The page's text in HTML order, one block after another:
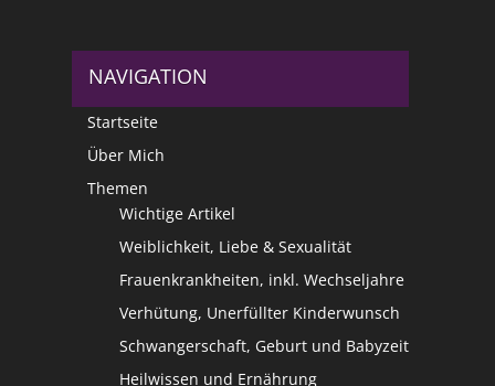
NAVIGATION
Startseite
Über Mich
Themen
Wichtige Artikel
Weiblichkeit, Liebe & Sexualität
Frauenkrankheiten, inkl. Wechseljahre
Verhütung, Unerfüllter Kinderwunsch
Schwangerschaft, Geburt und Babyzeit
Heilwissen und Ernährung